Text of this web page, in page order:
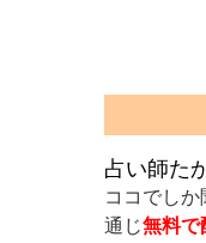
占い師た
ココでし
通じ無料で